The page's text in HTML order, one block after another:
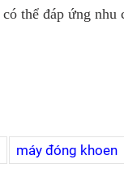
thể đáp ứng nhu
máy đóng khoen